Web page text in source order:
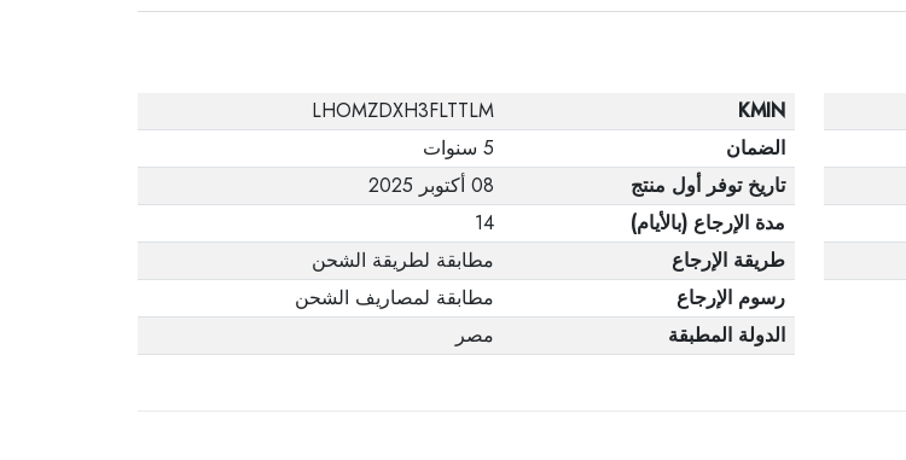
وقت وصول الطلب،
وأن المنتج في عبوته
الأصلية. لاحظ أنه لا
يمكن إرجاع المنتجات
الإلكترونية في حالة
KMIN
LHOMZDXH3FLTTLM
الضمان
5 سنوات
تاريخ توفر أول منتج
08 أكتوبر 2025
مدة الإرجاع (بالأيام)
14
طريقة الإرجاع
مطابقة لطريقة الشحن
رسوم الإرجاع
مطابقة لمصاريف الشحن
الدولة المطبقة
مصر